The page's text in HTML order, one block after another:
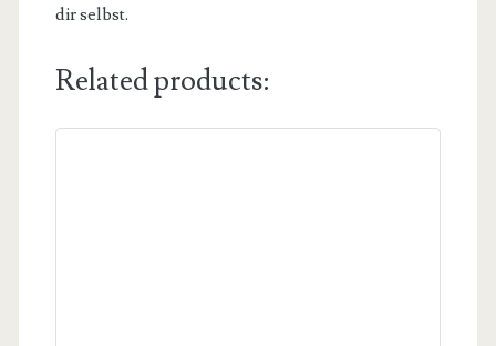
dir selbst.
Related products: